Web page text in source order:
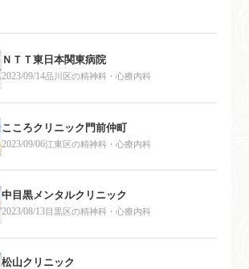
ＮＴＴ東日本関東病院
2023/09/14品川区の精神科・心療内科
こころクリニック門前仲町
2023/09/06江東区の精神科・心療内科
中目黒メンタルクリニック
2023/08/13目黒区の精神科・心療内科
松山クリニック